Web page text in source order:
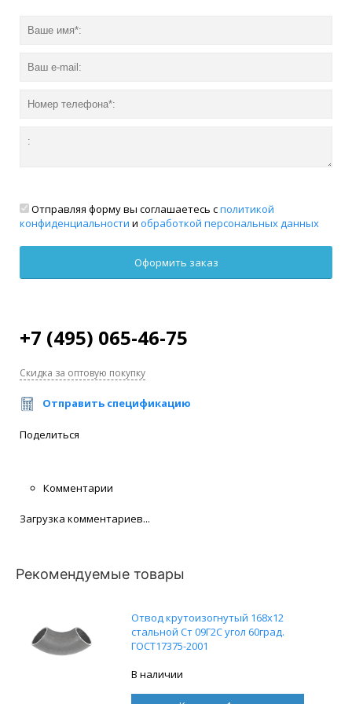
Отправляя форму вы соглашаетесь сполитикой
конфиденциальности и обработкой персональных данных
+7 (495) 065-46-75
Скидка за оптовую покупку
Отправить спецификацию
Поделиться
Комментарии
Загрузка комментариев...
Рекомендуемые товары
Отвод крутоизогнутый 168х12
стальной Ст 09Г2С угол 60град.
ГОСТ17375-2001
В наличии